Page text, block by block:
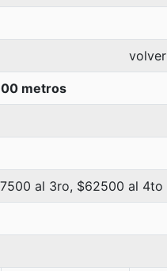
volver
metros
al 3ro, $62500 al 4to